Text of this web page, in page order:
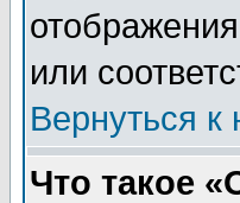
или
Вернуться к
Что такое